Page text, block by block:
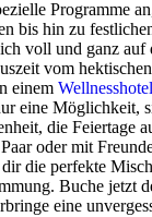
Programme
bis hin zu
voll und ganz auf
vom
einem Wellnesshotel
eine Möglichkeit,
die Feiertage
oder mit
die perfekte
Buche jetzt
eine